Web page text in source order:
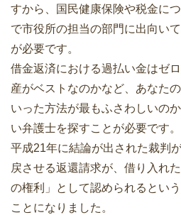
すから、国民健康保険や税金に
で市役所の担当の部門に出向い
が必要です。
借金返済における過払い金はゼ
産がベストなのかなど、あなた
いった方法が最もふさわしいの
い弁護士を探すことが必要です。
平成21年に結論が出された裁判
戻させる返還請求が、借り入れ
の権利」として認められるとい
ことになりました。